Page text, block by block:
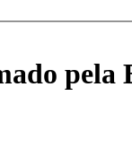
pela